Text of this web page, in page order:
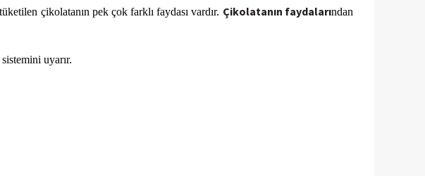
çikolatanın pek çok farklı faydası vardır. Çikolatanın faydalarından
uyarır.